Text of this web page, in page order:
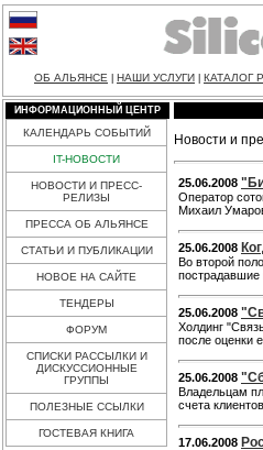
ОБ АЛЬЯНСЕ НАШИ УСЛУГИ КАТАЛОГ
ИНФОРМАЦИОННЫЙ ЦЕНТР
КАЛЕНДАРЬ СОБЫТИЙ
IT-НОВОСТИ
НОВОСТИ И ПРЕСС-
РЕЛИЗЫ
ПРЕССА ОБ АЛЬЯНСЕ
СТАТЬИ И ПУБЛИКАЦИИ
НОВОЕ НА САЙТЕ
ТЕНДЕРЫ
ФОРУМ
СПИСКИ РАССЫЛКИ И
ДИСКУССИОННЫЕ
ГРУППЫ
ПОЛЕЗНЫЕ ССЫЛКИ
ГОСТЕВАЯ КНИГА
Новости и
25.06.2008
Оператор
Михаил
25.06.2008
Во второй
пострадавшие
25.06.2008
Холдинг
после оценки
25.06.2008
Владельцам
счета
17.06.2008